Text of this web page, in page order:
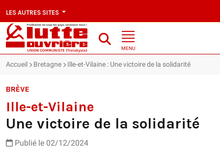
LES AUTRES SITES
MENU
Accueil Bretagne Ille-et-Vilaine : Une victoire de la solidarité
BRÈVE
Ille-et-Vilaine
Une victoire de la solidarité
Publié le 02/12/2024